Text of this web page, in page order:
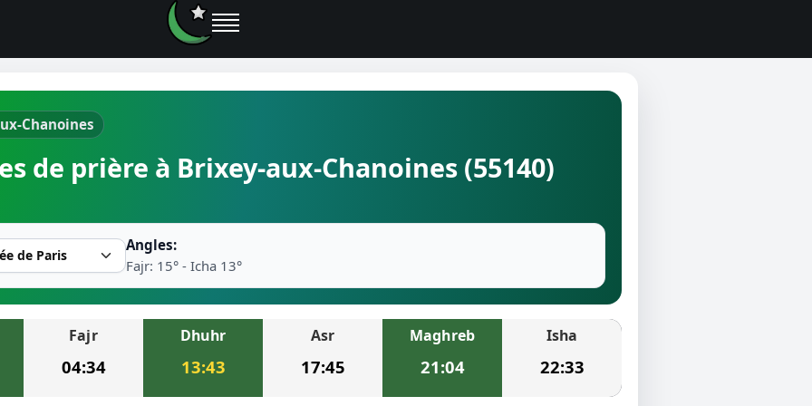
prières
près de moi
la prière
Chanoines
de prière à Brixey-aux-Chanoines (55140)
Angles:
Fajr: 15° - Icha 13°
Fajr
04:34
Dhuhr
13:43
Asr
17:45
Maghreb
21:04
Isha
22:33